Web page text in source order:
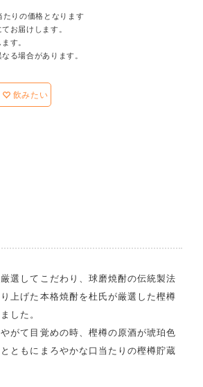
りの価格となります
お届けします。
す。
る場合があります。
飲みたい
選してこだわり、球磨焼酎の伝統製法
上げた本格焼酎を杜氏が厳選した樫樽
した。
がて目覚めの時、樫樽の原酒が琥珀色
ともにまろやかな口当たりの樫樽貯蔵